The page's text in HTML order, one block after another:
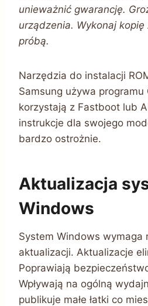
unieważnić gwarancję.
urządzenia. Wykonaj
próbą.
Narzędzia do instalacji
Samsung używa
korzystają z Fastboot lub
instrukcje dla swojego
bardzo ostrożnie.
Aktualizacja
Windows
System Windows wymaga
aktualizacji. Aktualizacje
Poprawiają
Wpływają na ogólną
publikuje małe łatki co